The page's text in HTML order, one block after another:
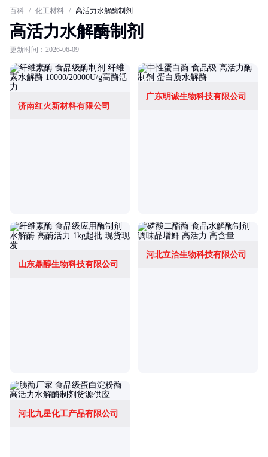
百科 / 化工材料 / 高活力水解酶制剂
高活力水解酶制剂
更新时间：2026-06-09
济南红火新材料有限公司
广东明诚生物科技有限公司
山东鼎醇生物科技有限公司
河北立洽生物科技有限公司
河北九星化工产品有限公司